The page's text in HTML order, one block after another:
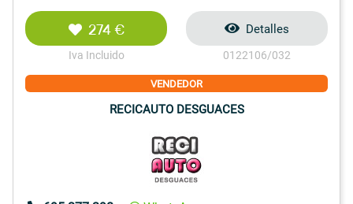
274 €
Iva Incluido
Detalles
0122106/032
VENDEDOR
RECICAUTO DESGUACES